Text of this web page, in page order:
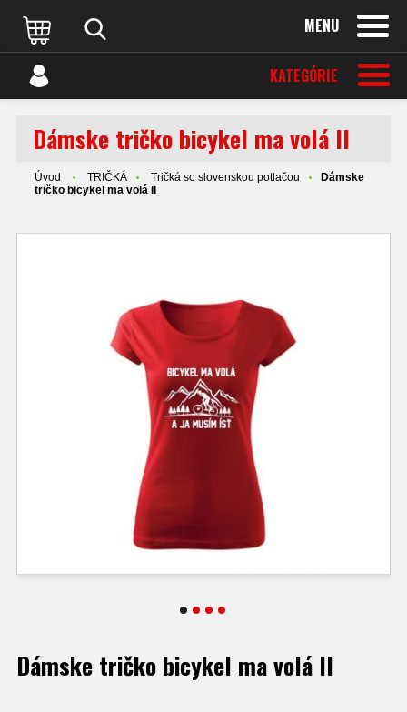
MENU
KATEGÓRIE
Dámske tričko bicykel ma volá II
Úvod TRIČKÁ Tričká so slovenskou potlačou
Dámske
tričko bicykel ma volá II
Dámske tričko bicykel ma volá II